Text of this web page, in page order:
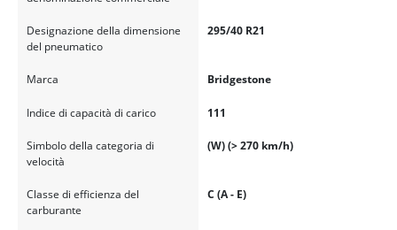
Designazione della dimensione
del pneumatico
295/40 R21
Marca Bridgestone
Indice di capacità di carico 111
Simbolo della categoria di
velocità
(W) (> 270 km/h)
Classe di efficienza del
carburante
C (A - E)